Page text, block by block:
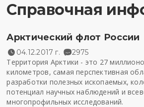
Справочная
Арктический флот России
04.12.2017 г. 2975
Территория Арктики - это 27
километров, самая перспективная
разработки полезных ископаемых,
потенциал научных наблюдений и
многопрофильных исследований.